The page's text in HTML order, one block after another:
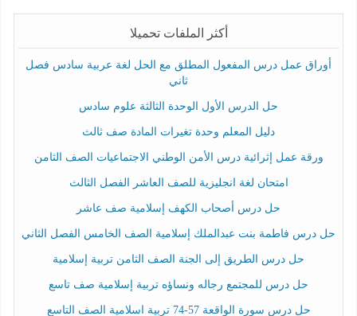
أكثر الملفات تحميلا
أوراق عمل درس المفعول المطلق مع الحل لغة عربية سادس فصل
ثاني
حل الدرس الأول الوحدة الثالثة علوم سادس
دليل المعلم وحدة تغيرات المادة صف ثالث
ورقة عمل إثرائية درس الأمن الوطني الاجتماعيات الصف الثامن
امتحان لغة انجليزية للصف العاشر الفصل الثالث
حل درس أصحاب الكهف إسلامية صف عاشر
حل درس فاطمة بنت عبدالملك إسلامية الصف الخامس الفصل الثاني
حل درس الطريق إلى الجنة الصف الثامن تربية إسلامية
حل درس للمجتمع رجاله ونساؤه تربية إسلامية صف تاسع
حل درس سورة الواقعة 57-74 تربية اسلامية الصف التاسع